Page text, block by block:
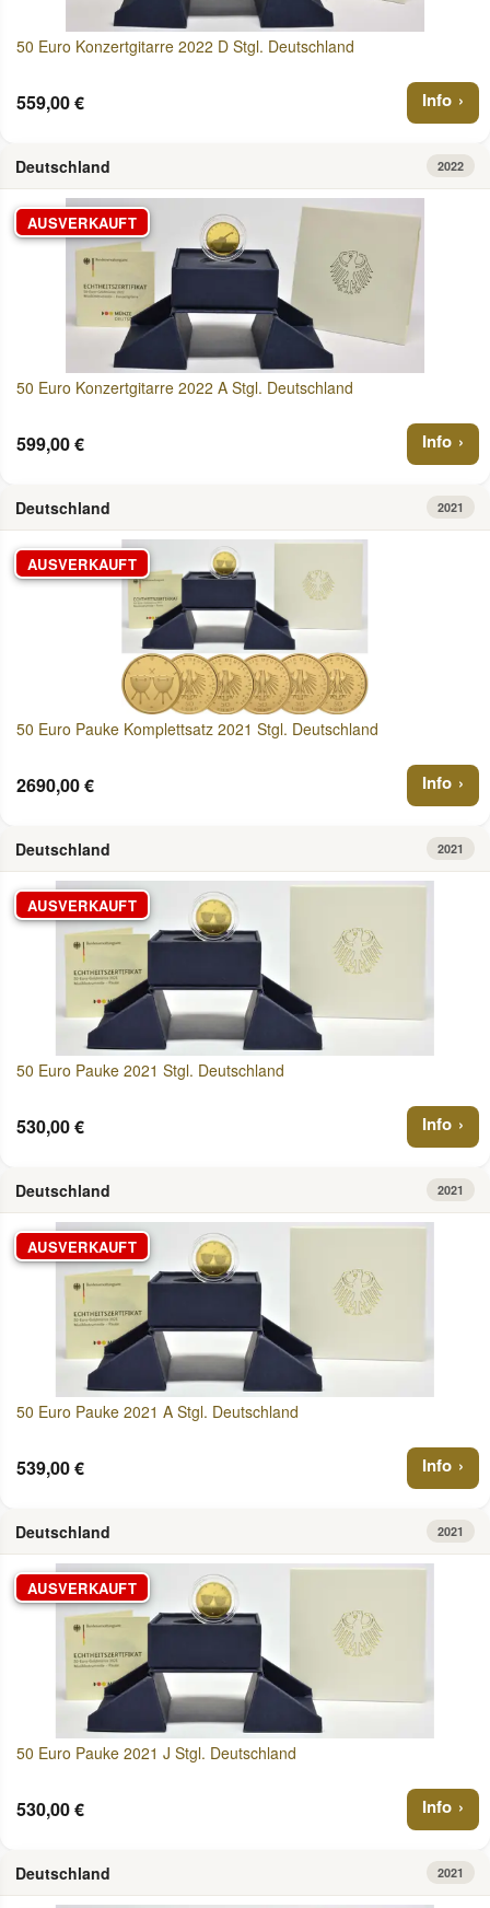
50 Euro Konzertgitarre 2022 D Stgl. Deutschland
559,00 € Info
Deutschland 2022
AUSVERKAUFT
50 Euro Konzertgitarre 2022 A Stgl. Deutschland
599,00 € Info
Deutschland 2021
AUSVERKAUFT
50 Euro Pauke Komplettsatz 2021 Stgl. Deutschland
2690,00 € Info
Deutschland 2021
AUSVERKAUFT
50 Euro Pauke 2021 Stgl. Deutschland
530,00 € Info
Deutschland 2021
AUSVERKAUFT
50 Euro Pauke 2021 A Stgl. Deutschland
539,00 € Info
Deutschland 2021
AUSVERKAUFT
50 Euro Pauke 2021 J Stgl. Deutschland
530,00 € Info
Deutschland 2021